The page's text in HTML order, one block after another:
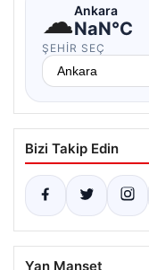
☁Ankara
NaN°C
ŞEHIR SEÇ
Bizi Takip Edin
Yan Manşet